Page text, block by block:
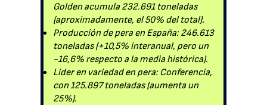
Golden acumula 232.691 toneladas
(aproximadamente, el 50% del total).
Producción de pera en España: 246.613
toneladas (+10,5% interanual, pero un
-16,6% respecto a la media histórica).
Líder en variedad en pera: Conferencia,
con 125.897 toneladas (aumenta un
25%).